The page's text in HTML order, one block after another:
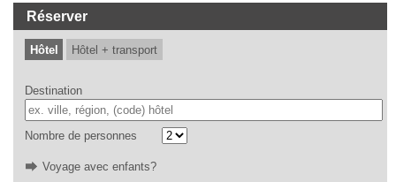
Réserver
Hôtel Hôtel + transport
Destination
Nombre de personnes
Voyage avec enfants?